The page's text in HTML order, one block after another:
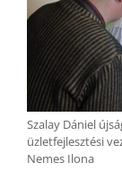
Szalay Dániel
üzletfejlesztési
Nemes Ilona